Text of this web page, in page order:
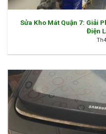
Sửa Kho Mát Quận 7: Giải
Điện